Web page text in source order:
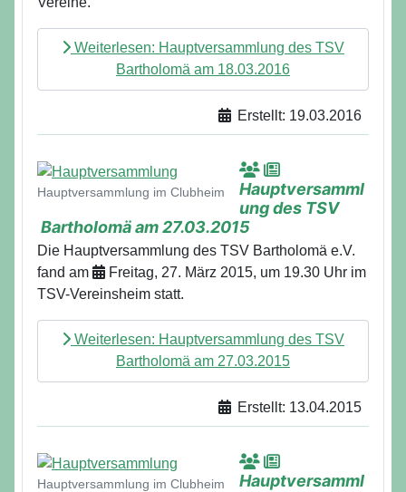
Weiterlesen: Hauptversammlung des TSV
Bartholomä am 18.03.2016
Erstellt: 19.03.2016
Details
Hauptversammlung im Clubheim
Hauptversamml
ung des TSV
Bartholomä am 27.03.2015
Die Hauptversammlung des TSV Bartholomä e.V.
fand am
Freitag, 27. März 2015, um 19.30 Uhr im
TSV-Vereinsheim statt.
Weiterlesen: Hauptversammlung des TSV
Bartholomä am 27.03.2015
Erstellt: 13.04.2015
Details
Hauptversammlung im Clubheim
Hauptversamml